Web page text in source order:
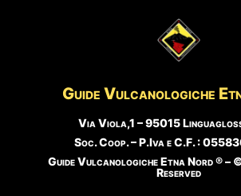
Guide Vulcanologiche
Via Viola,1 – 95015
Soc. Coop. – P.Iva e C.F. :
Guide Vulcanologiche Etna Nord ®
Reserved